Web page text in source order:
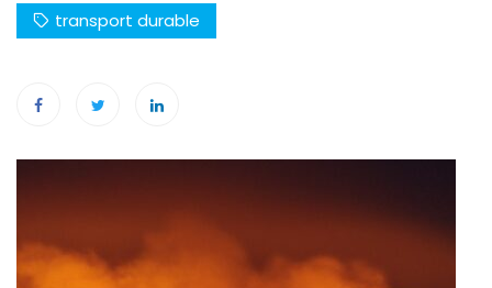
transport durable
Navigation
de
l’article